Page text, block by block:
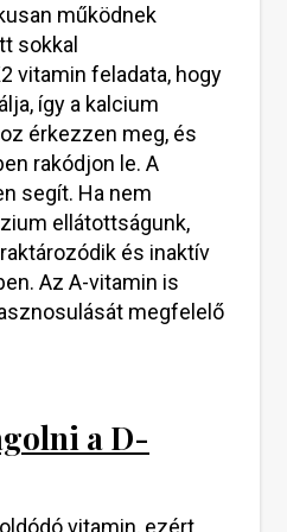
működnek
sokkal
vitamin feladata, hogy
így a kalcium
érkezzen meg, és
rakódjon le. A
segít. Ha nem
ellátottságunk,
és inaktív
Az A-vitamin is
megfelelő
a D-
vitamin, ezért